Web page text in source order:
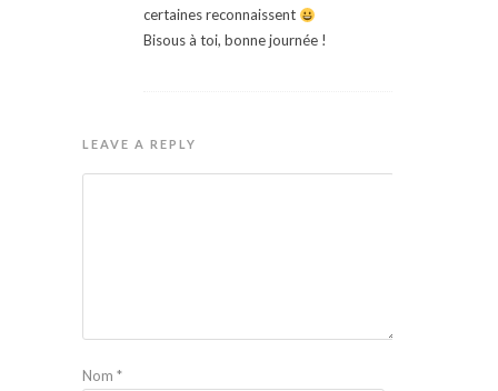
certaines reconnaissent
Bisous à toi, bonne journée !
LEAVE A REPLY
Nom *